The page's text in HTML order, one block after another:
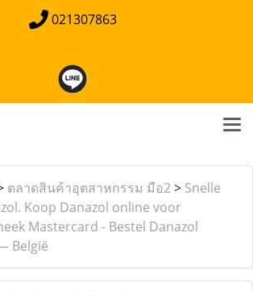
021307863
ตลาดสินค้าอุตสาหกรรม มือ2> Snelle
Koop Danazol online voor
Mastercard - Bestel Danazol
België